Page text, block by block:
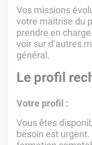
Vos missions
votre maitrise du
prendre en
voir sur d’autres
général.
Le profil
Votre profil :
Vous êtes
besoin est